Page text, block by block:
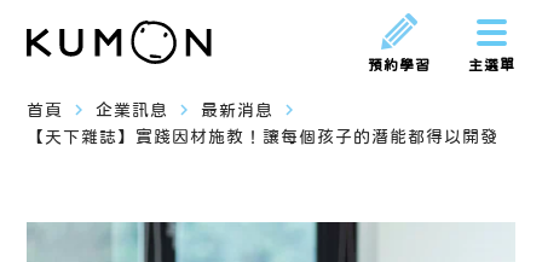
主選單
預約學習
首頁 navigate_next 企業訊息 navigate_next 最新消息 navigate_next
【天下雜誌】實踐因材施教！讓每個孩子的潛能都得以開發